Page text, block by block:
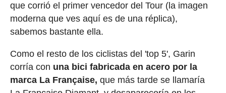
que corrió el primer vencedor del Tour (la imagen
moderna que ves aquí es de una réplica),
sabemos bastante ella.
Como el resto de los ciclistas del 'top 5', Garin
corría con una bici fabricada en acero por la
marca La Française, que más tarde se llamaría